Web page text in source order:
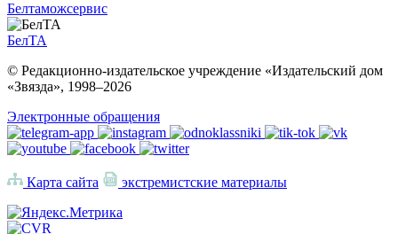
Белтаможсервис
БелТА
© Редакционно-издательское учреждение «Издательский дом
«Звязда», 1998–2026
Электронные обращения
Карта сайта экстремистские материалы